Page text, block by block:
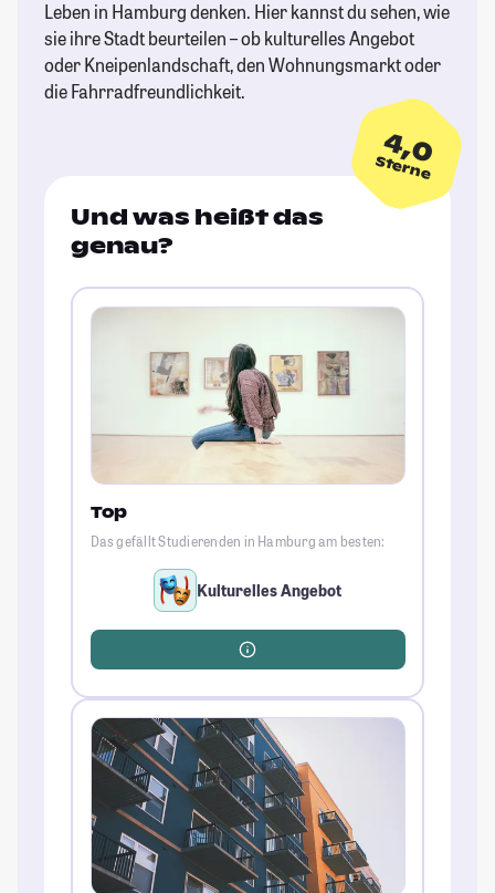
Leben in Hamburg denken. Hier kannst du sehen, wie
sie ihre Stadt beurteilen – ob kulturelles Angebot
oder Kneipenlandschaft, den Wohnungsmarkt oder
die Fahrradfreundlichkeit.
4,0
Sterne
Und was heißt das
genau?
Top
Das gefällt Studierenden in Hamburg am besten:
Kulturelles Angebot